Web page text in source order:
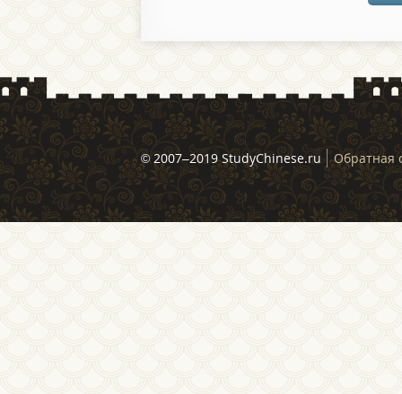
© 2007–2019 StudyChinese.ru Обратная